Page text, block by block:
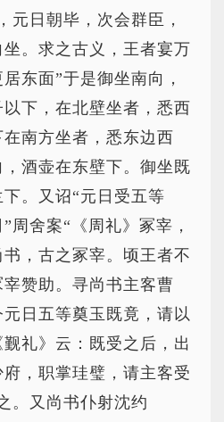
元日朝毕，次会群臣，
。求之古义，王者宴万
东面”于是御坐南向，
下，在北壁坐者，悉西
南方坐者，悉东边西
酒壶在东壁下。御坐既
。又诏“元日受五等
周舍案“《周礼》冢宰，
，古之冢宰。顷王者不
赞助。寻尚书主客曹
日五等奠玉既竟，请以
礼》云：既受之后，出
，职掌珪璧，请主客受
。又尚书仆射沈约